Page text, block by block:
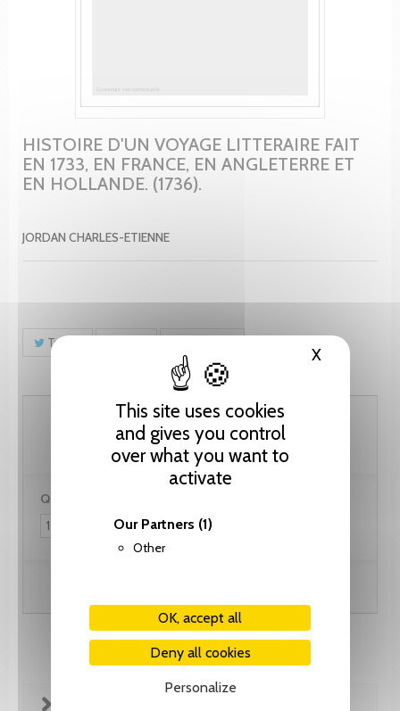
This site uses cookies
and gives you control
over what you want to
activate
Our Partners (1)
Other
OK, accept all
Deny all cookies
Personalize
XHide
HISTOIRE D'UN VOYAGE LITTERAIRE FAIT
EN 1733, EN FRANCE, EN ANGLETERRE ET
EN HOLLANDE. (1736).
JORDAN CHARLES-ETIENNE
Tweet
46.15 CHF
Quantity: